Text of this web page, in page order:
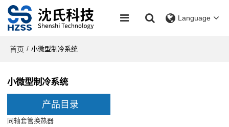
Language
首页 / 小微型制冷系统
小微型制冷系统
产品目录
同轴套管换热器